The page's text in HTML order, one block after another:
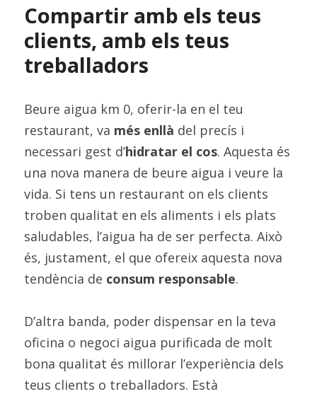
Compartir amb els teus
clients, amb els teus
treballadors
Beure aigua km 0, oferir-la en el teu
restaurant, va més enllà del precís i
necessari gest d’hidratar el cos. Aquesta és
una nova manera de beure aigua i veure la
vida. Si tens un restaurant on els clients
troben qualitat en els aliments i els plats
saludables, l’aigua ha de ser perfecta. Això
és, justament, el que ofereix aquesta nova
tendència de consum responsable.
D’altra banda, poder dispensar en la teva
oficina o negoci aigua purificada de molt
bona qualitat és millorar l’experiència dels
teus clients o treballadors. Està